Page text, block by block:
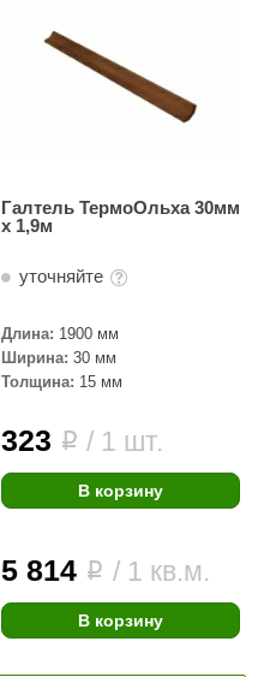
Галтель ТермоОльха 30мм
х 1,9м
уточняйте
Длина: 1900 мм
Ширина: 30 мм
Толщина: 15 мм
323 i / 1 шт.
В корзину
5 814 i / 1 кв.м.
В корзину